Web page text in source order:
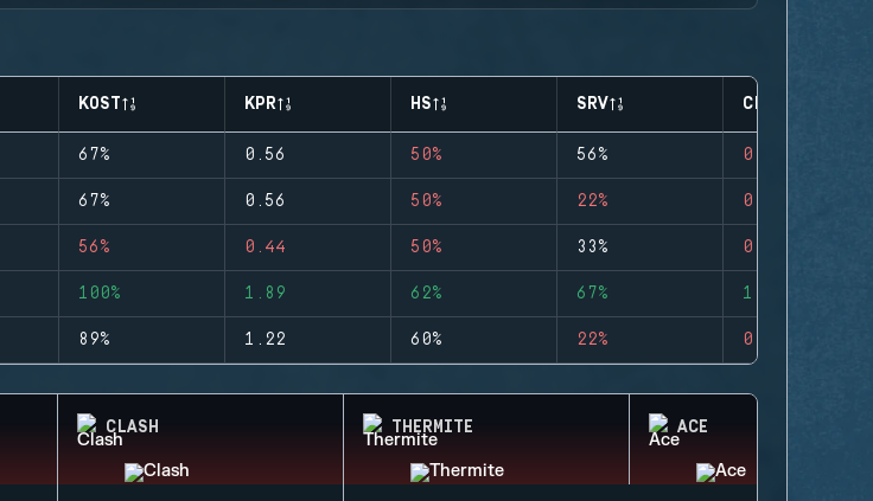
KOST KPR HS SRV CLUTCHES
67% 0.56 50% 56% 0
67% 0.56 50% 22% 0
56% 0.44 50% 33% 0
100% 1.89 62% 67% 1
89% 1.22 60% 22% 0
CLASH THERMITE ACE